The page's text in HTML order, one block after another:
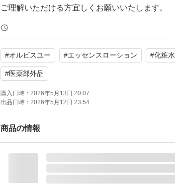
ご理解いただける方宜しくお願いいたします。
#オルビスユー #エッセンスローション #化粧水
#医薬部外品
購入日時： 2026年5月13日 20:07
出品日時： 2026年5月12日 23:54
商品の情報